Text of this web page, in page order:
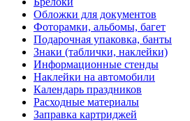
Обложки для документов
Фоторамки, альбомы, багет
Подарочная упаковка, банты
Знаки (таблички, наклейки)
Информационные стенды
Наклейки на автомобили
Календарь праздников
Расходные материалы
Заправка картриджей